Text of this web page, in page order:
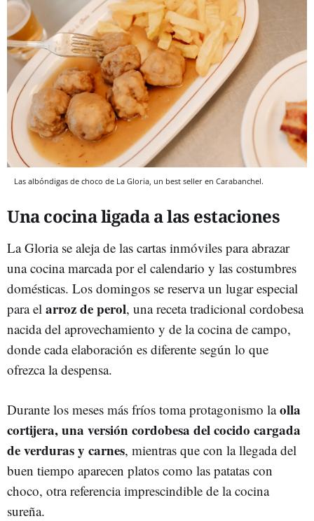
Las albóndigas de choco de La Gloria, un best seller en Carabanchel.
Una cocina ligada a las estaciones
La Gloria se aleja de las cartas inmóviles para abrazar
una cocina marcada por el calendario y las costumbres
domésticas. Los domingos se reserva un lugar especial
para el arroz de perol, una receta tradicional cordobesa
nacida del aprovechamiento y de la cocina de campo,
donde cada elaboración es diferente según lo que
ofrezca la despensa.
Durante los meses más fríos toma protagonismo laolla
cortijera, una versión cordobesa del cocido cargada
de verduras y carnes, mientras que con la llegada del
buen tiempo aparecen platos como las patatas con
choco, otra referencia imprescindible de la cocina
sureña.